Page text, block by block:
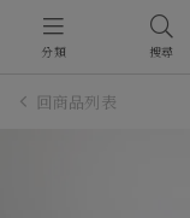
分類 搜尋
回商品列表